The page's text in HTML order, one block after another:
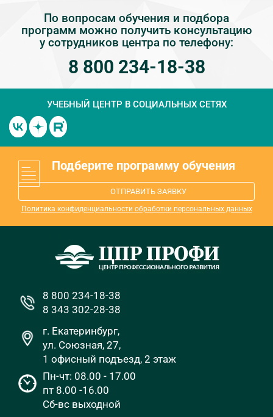
По вопросам обучения и подбора
программ можно получить консультацию
у сотрудников центра по телефону:
8 800 234-18-38
УЧЕБНЫЙ ЦЕНТР В СОЦИАЛЬНЫХ СЕТЯХ
Подберите программу обучения
ОТПРАВИТЬ ЗАЯВКУ
Политика конфиденциальности обработки персональных данных
8 800 234-18-38
8 343 302-28-38
г. Екатеринбург,
ул. Союзная, 27,
1 офисный подъезд, 2 этаж
Пн-чт: 08.00 - 17.00
пт 8.00 -16.00
Сб-вс выходной